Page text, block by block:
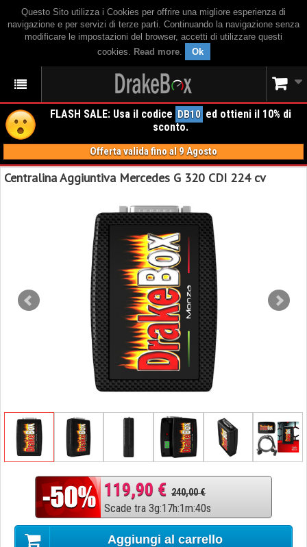
Questo Sito utilizza i Cookies per offrire una migliore esperienza di
navigazione e per servizi di terze parti. Continuando la navigazione senza
modificare le impostazioni del browser, accetti di utilizzare questi
cookies. Read more. Ok
FLASH SALE: Usa il codice DB10 ed ottieni il 10% di
sconto.
Offerta valida fino al 9 Agosto
Centralina Aggiuntiva Mercedes G 320 CDI 224 cv
119,90 € 240,00 €
Scade tra 3g:17h:1m:39s
Aggiungi al carrello